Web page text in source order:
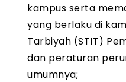
kampus serta
yang berlaku di
Tarbiyah (STIT)
dan peraturan
umumnya;